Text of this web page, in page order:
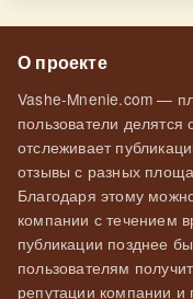
О проекте
Vashe-Mnenie.com —
пользователи
отслеживает
отзывы с разных
Благодаря этому
компании с течением
публикации позднее
пользователям
репутации компании